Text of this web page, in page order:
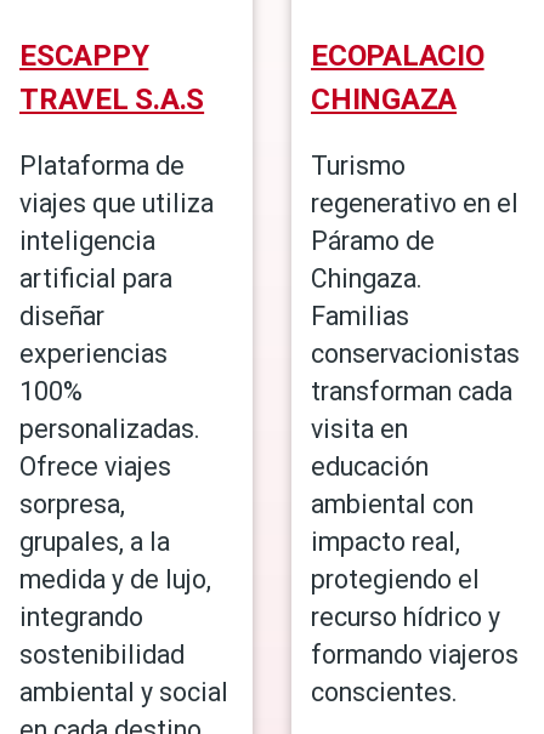
ESCAPPY
TRAVEL S.A.S
Plataforma de
viajes que utiliza
inteligencia
artificial para
diseñar
experiencias
100%
personalizadas.
Ofrece viajes
sorpresa,
grupales, a la
medida y de lujo,
integrando
sostenibilidad
ambiental y social
ECOPALACIO
CHINGAZA
Turismo
regenerativo en el
Páramo de
Chingaza.
Familias
conservacionistas
transforman cada
visita en
educación
ambiental con
impacto real,
protegiendo el
recurso hídrico y
formando viajeros
conscientes.